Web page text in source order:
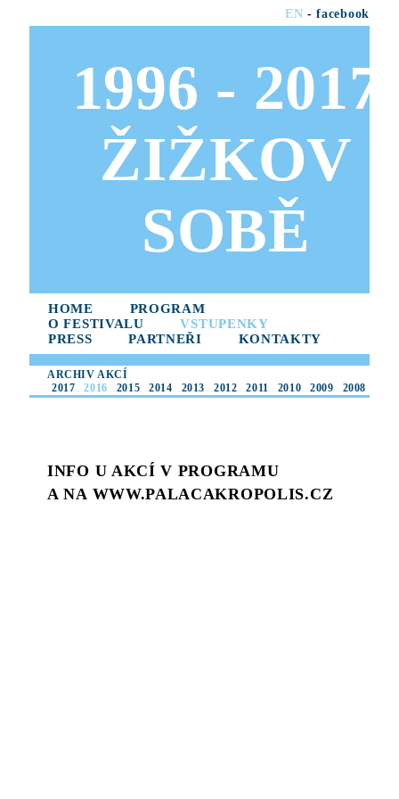
EN -facebook
1996 - 2017
ŽIŽKOV
SOBĚ
HOME
PROGRAM
O FESTIVALU
VSTUPENKY
PRESS
PARTNEŘI KONTAKTY
ARCHIV AKCÍ
2017
2016 2015 2014 2013 2012 2011 2010 2009 2008
INFO U AKCÍ V PROGRAMU
A NA WWW.PALACAKROPOLIS.CZ